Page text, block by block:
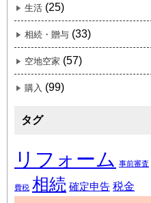
生活 (25)
相続・贈与 (33)
空地空家 (57)
購入 (99)
タグ
リフォーム 事前審査
費税 相続 確定申告 税金